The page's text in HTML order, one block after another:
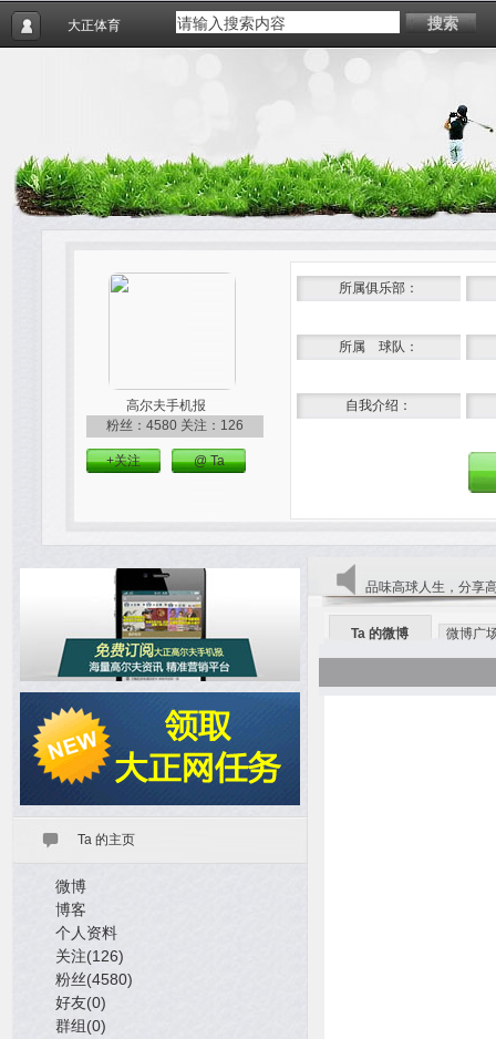
大正体育 搜索
高尔夫手机报
粉丝：4580 关注：126
+关注 @ Ta
所属俱乐部：
所属 球队：
自我介绍：
Ta 的主页
微博
博客
个人资料
关注(126)
粉丝(4580)
好友(0)
群组(0)
品味高球人生，分享
Ta 的微博 微博广